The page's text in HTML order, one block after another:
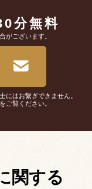
分無料
がございます。
にはお繋ぎできません。
をご覧ください。
関する